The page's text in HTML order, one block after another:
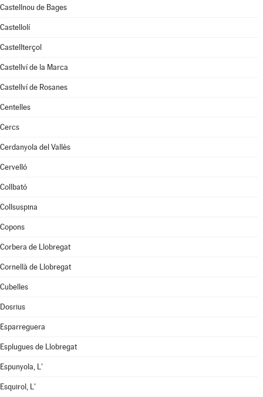
Castellnou de Bages
Castellolí
Castellterçol
Castellví de la Marca
Castellví de Rosanes
Centelles
Cercs
Cerdanyola del Vallès
Cervelló
Collbató
Collsuspina
Copons
Corbera de Llobregat
Cornellà de Llobregat
Cubelles
Dosrius
Esparreguera
Esplugues de Llobregat
Espunyola, L'
Esquirol, L'